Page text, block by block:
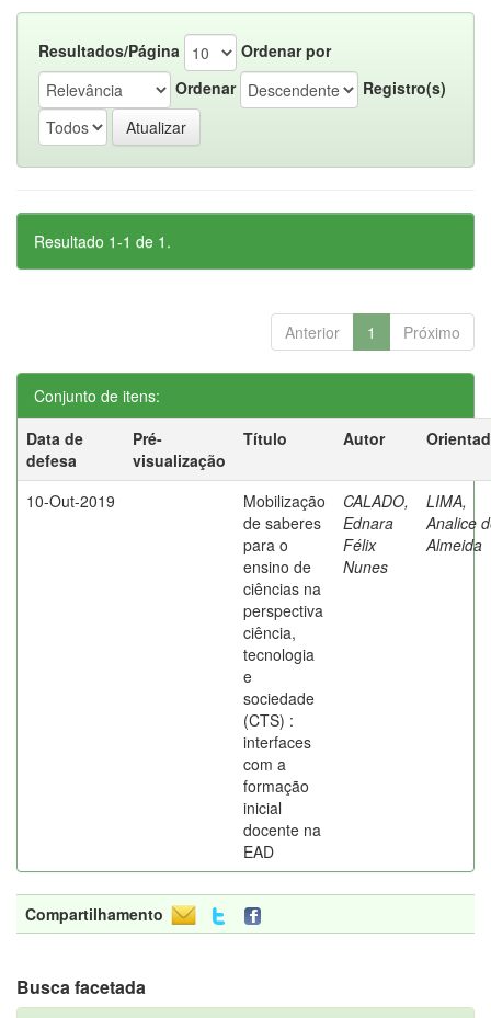
Resultados/Página
Ordenar por
Ordenar
Registro(s)
Resultado 1-1 de 1.
Anterior 1 Próximo
Conjunto de itens:
Data de
defesa
Pré-
visualização
Título Autor
10-Out-2019
Mobilização
de saberes
para o
ensino de
ciências na
perspectiva
ciência,
tecnologia
e
sociedade
(CTS) :
interfaces
com a
formação
inicial
docente na
EAD
CALADO,
Ednara
Félix
Nunes
LIMA,
Analice
Almeida
Compartilhamento
Busca facetada